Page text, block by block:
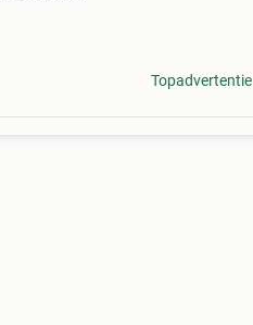
Topadvertentie